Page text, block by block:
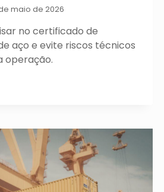
maio de 2026
no certificado de
aço e evite riscos técnicos
operação.